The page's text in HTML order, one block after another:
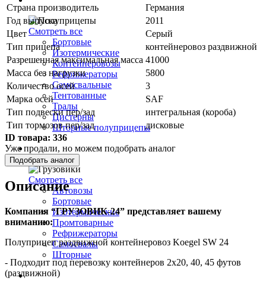
Смотреть все
Бортовые
Изотермические
Контейнеровозы
Рефрижераторы
Самосвальные
Тентованные
Тралы
Цистерны
Шторные полуприцепы
Грузовики
Смотреть все
Автовозы
Бортовые
Изотермические
Промтоварные
Рефрижераторы
Самосвалы
Шторные
Коммерческие авто
Страна производитель
Германия
Год выпуска
2011
Цвет
Серый
Тип прицепа
контейнеровоз раздвижной
Разрешенная максимальная масса 41000
Масса без нагрузки
5800
Количество осей
3
Марка осей
SAF
Тип подвески пер/зад
интегральная (короба)
Тип тормозов пер/зад
дисковые
ID товара: 336
Уже продали, но можем подобрать аналог
Подобрать аналог
Описание
Компания “ГРУЗОВИК-24” представляет вашему
вниманию:
Полуприцеп раздвижной контейнеровоз Koegel SW 24
- Подходит под перевозку контейнеров 2х20, 40, 45 футов
(раздвижной)